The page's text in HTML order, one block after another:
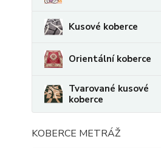
Kusové koberce
Orientální koberce
Tvarované kusové
koberce
KOBERCE METRÁŽ